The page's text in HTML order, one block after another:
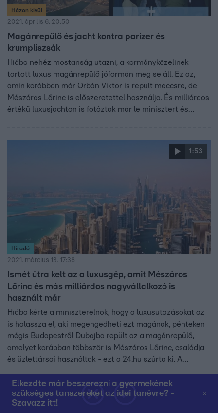
Elkezdte már beszerezni a gyermekének
szükséges tanszereket az idei tanévre? -
Szavazz itt!
Házon kívül
2021. április 6. 20:50
Magánrepülő és jacht kontra parizer és
krumpliszsák
Hiába nehéz mostanság utazni, a kormányközelinek
tartott luxus magánrepülő jóformán meg se áll. Ez az,
amin korábban már Orbán Viktor is repült meccsre, de
Mészáros Lőrinc is előszeretettel használja. És milliárdos
értékű luxusjachton is fotóztak már le minisztert és
gyakrabban szóba a kormányzati urizálást, vagyis a luxus
1:53
Híradó
2021. március 13. 17:38
Ismét útra kelt az a luxusgép, amit Mészáros
Lőrinc és más milliárdos nagyvállalkozó is
használt már
Hiába kérte a miniszterelnök, hogy a luxusutazásokat az
is halassza el, aki megengedheti ezt magának, pénteken
mégis Budapestről Dubajba repült az a magánrepülő,
amelyet korábban többször is Mészáros Lőrinc, családja
és üzlettársai használtak - ezt a 24.hu szúrta ki. A
járványra és a többi emberre.